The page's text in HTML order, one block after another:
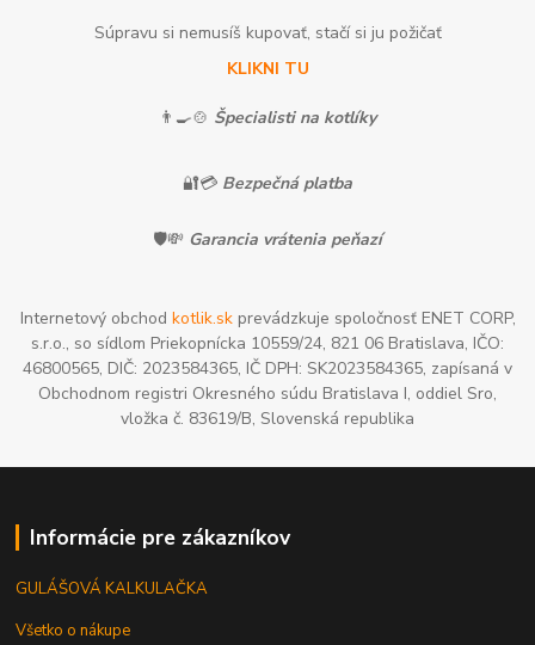
Súpravu si nemusíš kupovať, stačí si ju požičať
KLIKNI TU
👨‍🍳🍲 Špecialisti na kotlíky
🔐💳 Bezpečná platba
🛡️💸 Garancia vrátenia peňazí
Internetový obchod kotlik.skprevádzkuje spoločnosť ENET CORP,
s.r.o., so sídlom Priekopnícka 10559/24, 821 06 Bratislava, IČO:
46800565, DIČ: 2023584365, IČ DPH: SK2023584365, zapísaná v
Obchodnom registri Okresného súdu Bratislava I, oddiel Sro,
vložka č. 83619/B, Slovenská republika
Informácie pre zákazníkov
GULÁŠOVÁ KALKULAČKA
Všetko o nákupe